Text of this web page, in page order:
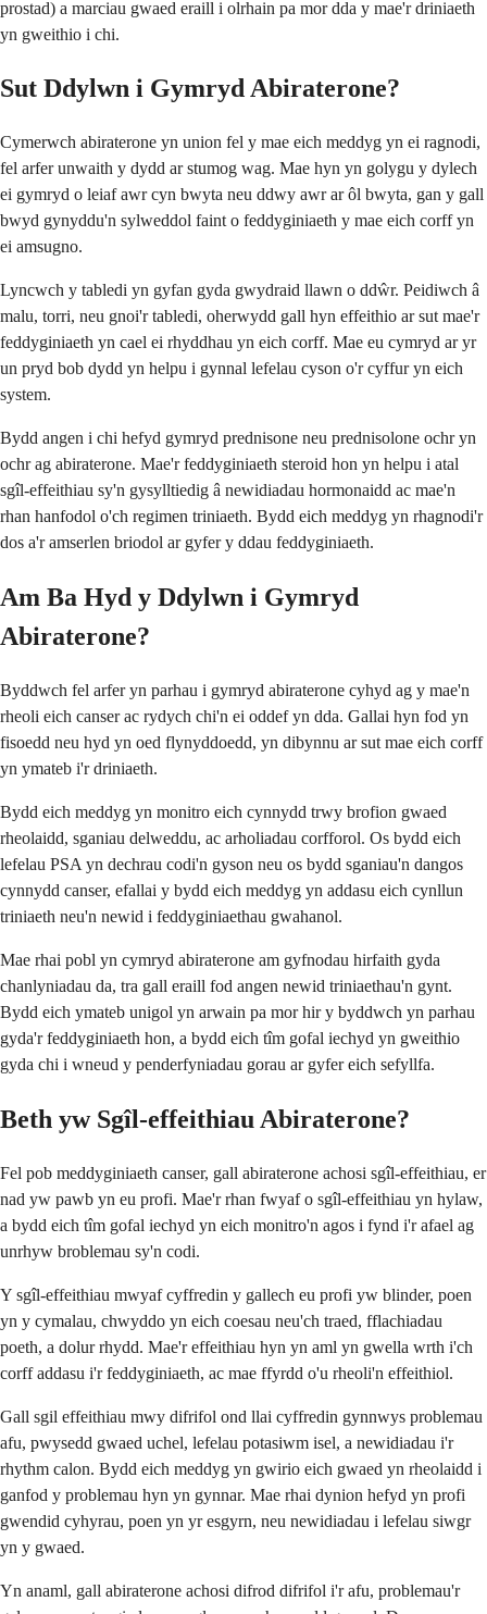
prostad) a marciau gwaed eraill i olrhain pa mor dda y mae'r driniaeth
yn gweithio i chi.
Sut Ddylwn i Gymryd Abiraterone?
Cymerwch abiraterone yn union fel y mae eich meddyg yn ei ragnodi,
fel arfer unwaith y dydd ar stumog wag. Mae hyn yn golygu y dylech
ei gymryd o leiaf awr cyn bwyta neu ddwy awr ar ôl bwyta, gan y gall
bwyd gynyddu'n sylweddol faint o feddyginiaeth y mae eich corff yn
ei amsugno.
Lyncwch y tabledi yn gyfan gyda gwydraid llawn o ddŵr. Peidiwch â
malu, torri, neu gnoi'r tabledi, oherwydd gall hyn effeithio ar sut mae'r
feddyginiaeth yn cael ei rhyddhau yn eich corff. Mae eu cymryd ar yr
un pryd bob dydd yn helpu i gynnal lefelau cyson o'r cyffur yn eich
system.
Bydd angen i chi hefyd gymryd prednisone neu prednisolone ochr yn
ochr ag abiraterone. Mae'r feddyginiaeth steroid hon yn helpu i atal
sgîl-effeithiau sy'n gysylltiedig â newidiadau hormonaidd ac mae'n
rhan hanfodol o'ch regimen triniaeth. Bydd eich meddyg yn rhagnodi'r
dos a'r amserlen briodol ar gyfer y ddau feddyginiaeth.
Am Ba Hyd y Ddylwn i Gymryd
Abiraterone?
Byddwch fel arfer yn parhau i gymryd abiraterone cyhyd ag y mae'n
rheoli eich canser ac rydych chi'n ei oddef yn dda. Gallai hyn fod yn
fisoedd neu hyd yn oed flynyddoedd, yn dibynnu ar sut mae eich corff
yn ymateb i'r driniaeth.
Bydd eich meddyg yn monitro eich cynnydd trwy brofion gwaed
rheolaidd, sganiau delweddu, ac arholiadau corfforol. Os bydd eich
lefelau PSA yn dechrau codi'n gyson neu os bydd sganiau'n dangos
cynnydd canser, efallai y bydd eich meddyg yn addasu eich cynllun
triniaeth neu'n newid i feddyginiaethau gwahanol.
Mae rhai pobl yn cymryd abiraterone am gyfnodau hirfaith gyda
chanlyniadau da, tra gall eraill fod angen newid triniaethau'n gynt.
Bydd eich ymateb unigol yn arwain pa mor hir y byddwch yn parhau
gyda'r feddyginiaeth hon, a bydd eich tîm gofal iechyd yn gweithio
gyda chi i wneud y penderfyniadau gorau ar gyfer eich sefyllfa.
Beth yw Sgîl-effeithiau Abiraterone?
Fel pob meddyginiaeth canser, gall abiraterone achosi sgîl-effeithiau, er
nad yw pawb yn eu profi. Mae'r rhan fwyaf o sgîl-effeithiau yn hylaw,
a bydd eich tîm gofal iechyd yn eich monitro'n agos i fynd i'r afael ag
unrhyw broblemau sy'n codi.
Y sgîl-effeithiau mwyaf cyffredin y gallech eu profi yw blinder, poen
yn y cymalau, chwyddo yn eich coesau neu'ch traed, fflachiadau
poeth, a dolur rhydd. Mae'r effeithiau hyn yn aml yn gwella wrth i'ch
corff addasu i'r feddyginiaeth, ac mae ffyrdd o'u rheoli'n effeithiol.
Gall sgil effeithiau mwy difrifol ond llai cyffredin gynnwys problemau
afu, pwysedd gwaed uchel, lefelau potasiwm isel, a newidiadau i'r
rhythm calon. Bydd eich meddyg yn gwirio eich gwaed yn rheolaidd i
ganfod y problemau hyn yn gynnar. Mae rhai dynion hefyd yn profi
gwendid cyhyrau, poen yn yr esgyrn, neu newidiadau i lefelau siwgr
yn y gwaed.
Yn anaml, gall abiraterone achosi difrod difrifol i'r afu, problemau'r